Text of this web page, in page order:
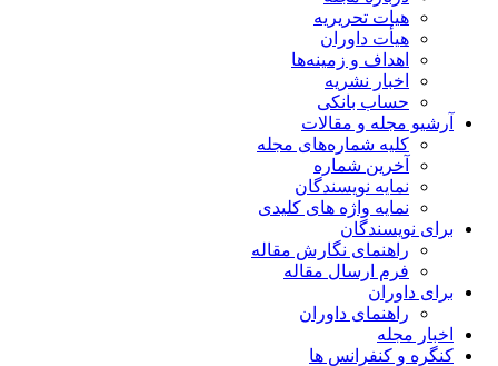
هیات تحریریه
هیأت داوران
اهداف و زمینه‌ها
اخبار نشریه
حساب بانکی
آرشیو مجله و مقالات
کلیه شماره‌های مجله
آخرین شماره
نمایه نویسندگان
نمایه واژه های کلیدی
برای نویسندگان
راهنمای نگارش مقاله
فرم ارسال مقاله
برای داوران
راهنمای داوران
اخبار مجله
کنگره و کنفرانس ها